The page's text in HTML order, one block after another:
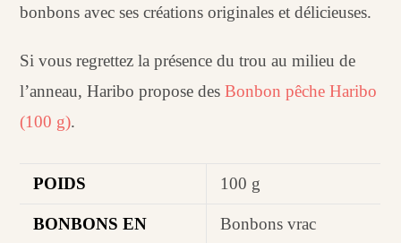
bonbons avec ses créations originales et délicieuses.
Si vous regrettez la présence du trou au milieu de
l’anneau, Haribo propose desBonbon pêche Haribo
(100 g).
POIDS 100 g
BONBONS EN
Bonbons vrac